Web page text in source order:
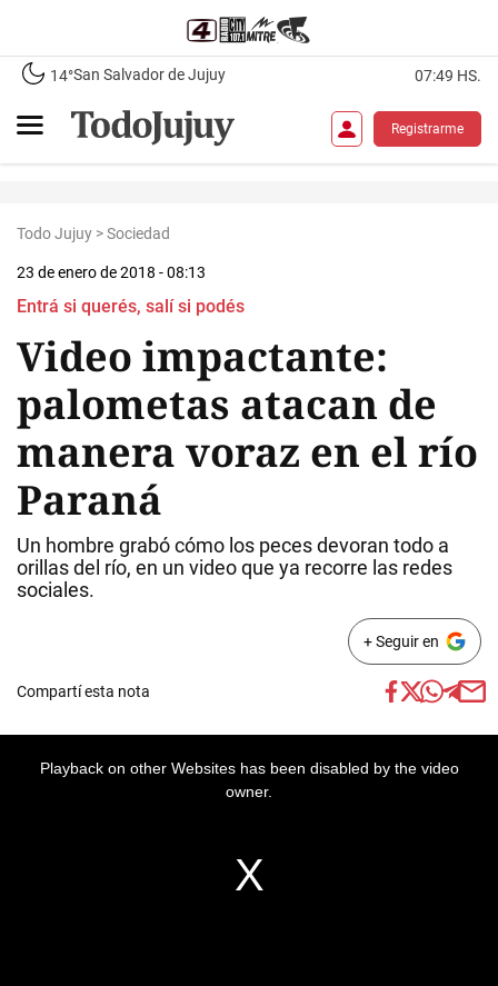
14°San Salvador de Jujuy 07:49 HS.
Registrarme
Todo Jujuy >Sociedad
23 de enero de 2018 - 08:13
Entrá si querés, salí si podés
Video impactante:
palometas atacan de
manera voraz en el río
Paraná
Un hombre grabó cómo los peces devoran todo a
orillas del río, en un video que ya recorre las redes
sociales.
+ Seguir en
Compartí esta nota
Playback on other Websites has been disabled by the video
owner.